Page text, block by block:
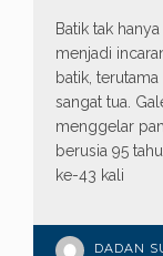
Batik tak
menjadi
batik,
sangat tua.
menggelar
berusia 95
ke-43 kali
DADAN